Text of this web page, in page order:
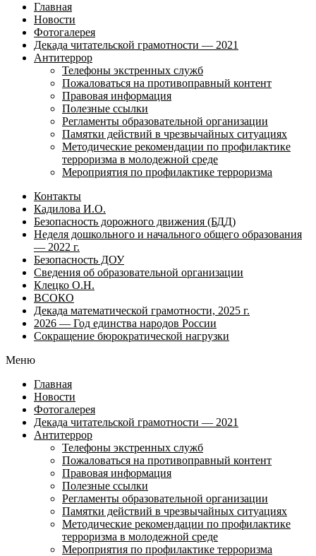
Главная
Новости
Фотогалерея
Декада читательской грамотности — 2021
Антитеррор
Телефоны экстренных служб
Пожаловаться на противоправный контент
Правовая информация
Полезные ссылки
Регламенты образовательной организации
Памятки действий в чрезвычайных ситуациях
Методические рекомендации по профилактике
терроризма в молодежной среде
Мероприятия по профилактике терроризма
Контакты
Кадилова И.О.
Безопасность дорожного движения (БДД)
Неделя дошкольного и начального общего образования
— 2022 г.
Безопасность ДОУ
Сведения об образовательной организации
Клецко О.Н.
ВСОКО
Декада математической грамотности, 2025 г.
2026 — Год единства народов России
Сокращение бюрократической нагрузки
Меню
Главная
Новости
Фотогалерея
Декада читательской грамотности — 2021
Антитеррор
Телефоны экстренных служб
Пожаловаться на противоправный контент
Правовая информация
Полезные ссылки
Регламенты образовательной организации
Памятки действий в чрезвычайных ситуациях
Методические рекомендации по профилактике
терроризма в молодежной среде
Мероприятия по профилактике терроризма